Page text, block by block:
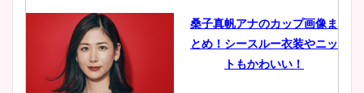
桑子真帆アナのカップ画像ま
とめ！シースルー衣装やニッ
トもかわいい！